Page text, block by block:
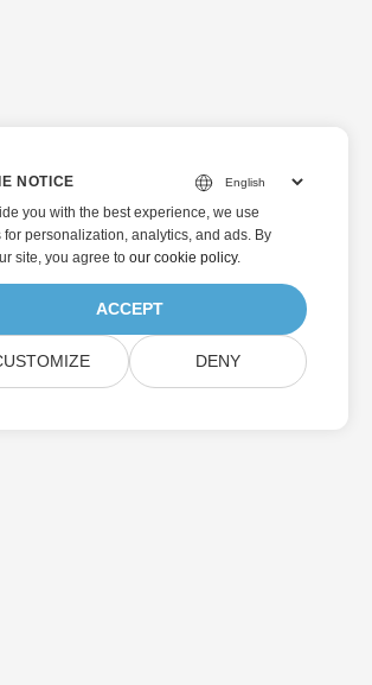
NOTICE
you with the best experience, we use
for personalization, analytics, and ads. By
site, you agree to our cookie policy.
ACCEPT
DENY